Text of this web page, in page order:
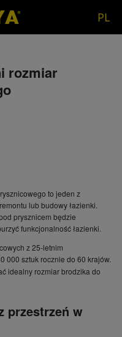
PL
rozmiar
to jeden z
lub budowy łazienki.
prysznicem będzie
funkcjonalność łazienki.
z 25-letnim
000 sztuk rocznie do 60 krajów.
idealny rozmiar brodzika do
przestrzeń w